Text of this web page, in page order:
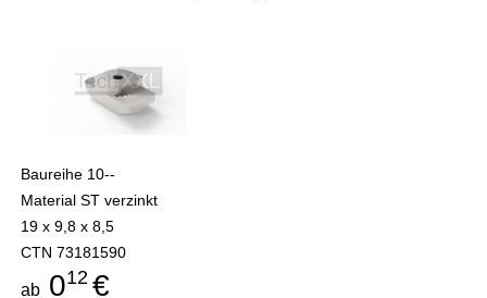
Baureihe 10--
Material ST verzinkt
19 x 9,8 x 8,5
CTN 73181590
ab 012 €